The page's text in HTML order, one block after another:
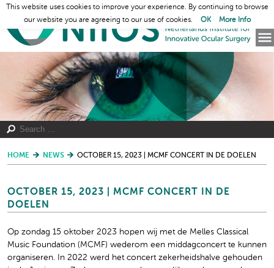
HOME NEWS OCTOBER 15, 2023 | MCMF CONCERT IN DE DOELEN
OCTOBER 15, 2023 | MCMF CONCERT IN DE
DOELEN
Op zondag 15 oktober 2023 hopen wij met de Melles Classical
Music Foundation (MCMF) wederom een middagconcert te kunnen
organiseren. In 2022 werd het concert zekerheidshalve gehouden
This website uses cookies to improve your experience. By continuing to browse
our website you are agreeing to our use of cookies.
OK More Info